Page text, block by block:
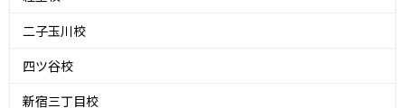
二子玉川校
四ツ谷校
新宿三丁目校